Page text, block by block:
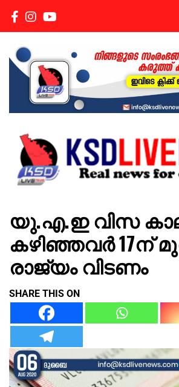
KSDLIVENEWS
യു.എ.ഇ വിസ
കഴിഞ്ഞവർ 17ന്
രാജ്യം വിടണം
SHARE THIS ON